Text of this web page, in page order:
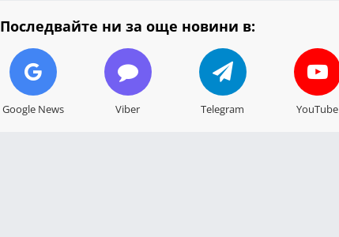
Последвайте ни за още новини в:
Google News Viber Telegram YouTube